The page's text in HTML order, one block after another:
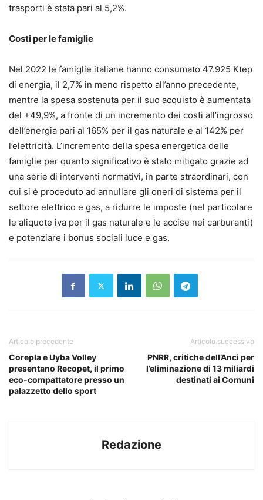
trasporti è stata pari al 5,2%.
Costi per le famiglie
Nel 2022 le famiglie italiane hanno consumato 47.925 Ktep
di energia, il 2,7% in meno rispetto all’anno precedente,
mentre la spesa sostenuta per il suo acquisto è aumentata
del +49,9%, a fronte di un incremento dei costi all’ingrosso
dell’energia pari al 165% per il gas naturale e al 142% per
l’elettricità. L’incremento della spesa energetica delle
famiglie per quanto significativo è stato mitigato grazie ad
una serie di interventi normativi, in parte straordinari, con
cui si è proceduto ad annullare gli oneri di sistema per il
settore elettrico e gas, a ridurre le imposte (nel particolare
le aliquote iva per il gas naturale e le accise nei carburanti)
e potenziare i bonus sociali luce e gas.
Articolo precedente
Corepla e Uyba Volley
presentano Recopet, il primo
eco-compattatore presso un
palazzetto dello sport
Articolo successivo
PNRR, critiche dell’Anci per
l’eliminazione di 13 miliardi
destinati ai Comuni
Redazione